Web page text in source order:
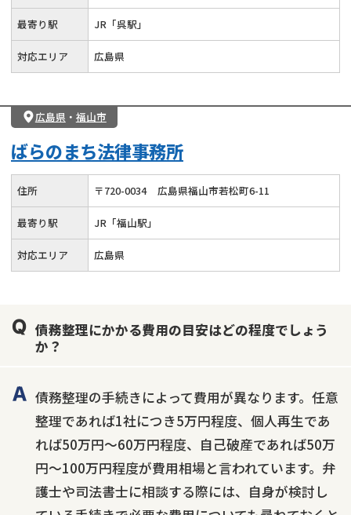
最寄り駅 JR「呉駅」
対応エリア 広島県
広島県 ・ 福山市
ばらのまち法律事務所
住所 〒720-0034 広島県福山市若松町6-11
最寄り駅 JR「福山駅」
対応エリア 広島県
債務整理にかかる費用の目安はどの程度でしょう
か？
債務整理の手続きによって費用が異なります。任意
整理であれば1社につき5万円程度、個人再生であ
れば50万円〜60万円程度、自己破産であれば50万
円〜100万円程度が費用相場と言われています。弁
護士や司法書士に相談する際には、自身が検討し